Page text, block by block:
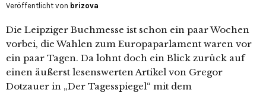
Veröffentlicht von brizova
Die Leipziger Buchmesse ist schon ein paar Wochen
vorbei, die Wahlen zum Europaparlament waren vor
ein paar Tagen. Da lohnt doch ein Blick zurück auf
einen äußerst lesenswerten Artikel von Gregor
Dotzauer in „Der Tagesspiegel“ mit dem